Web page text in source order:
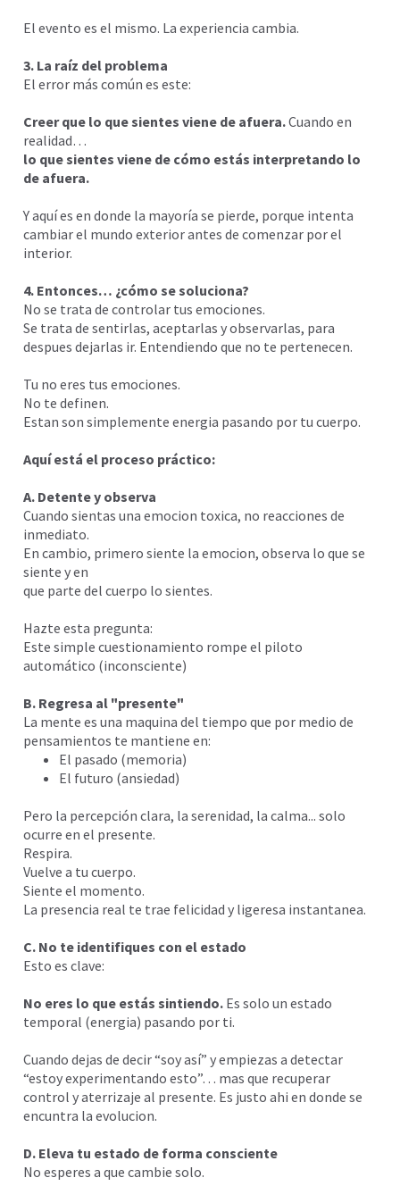
El evento es el mismo. La experiencia cambia.
3. La raíz del problema
El error más común es este:
Creer que lo que sientes viene de afuera.Cuando en
realidad…
lo que sientes viene de cómo estás interpretando lo
de afuera.
Y aquí es en donde la mayoría se pierde, porque intenta
cambiar el mundo exterior antes de comenzar por el
interior.
4. Entonces… ¿cómo se soluciona?
No se trata de controlar tus emociones.
Se trata de sentirlas, aceptarlas y observarlas, para
despues dejarlas ir. Entendiendo que no te pertenecen.
Tu no eres tus emociones.
No te definen.
Estan son simplemente energia pasando por tu cuerpo.
Aquí está el proceso práctico:
A. Detente y observa
Cuando sientas una emocion toxica, no reacciones de
inmediato.
En cambio, primero siente la emocion, observa lo que se
siente y en
que parte del cuerpo lo sientes.
Hazte esta pregunta:
Este simple cuestionamiento rompe el piloto
automático (inconsciente)
B. Regresa al "presente"
La mente es una maquina del tiempo que por medio de
pensamientos te mantiene en:
El pasado (memoria)
El futuro (ansiedad)
Pero la percepción clara, la serenidad, la calma... solo
ocurre en el presente.
Respira.
Vuelve a tu cuerpo.
Siente el momento.
La presencia real te trae felicidad y ligeresa instantanea.
C. No te identifiques con el estado
Esto es clave:
No eres lo que estás sintiendo. Es solo un estado
temporal (energia) pasando por ti.
Cuando dejas de decir “soy así” y empiezas a detectar
“estoy experimentando esto”… mas que recuperar
control y aterrizaje al presente. Es justo ahi en donde se
encuntra la evolucion.
D. Eleva tu estado de forma consciente
No esperes a que cambie solo.